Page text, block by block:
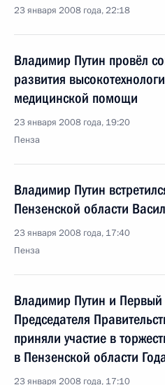
23 января 2008 года, 22:18
Владимир Путин провёл
развития
медицинской помощи
23 января 2008 года, 19:20
Пенза
Владимир Путин
Пензенской области
23 января 2008 года, 17:40
Пенза
Владимир Путин и Первый
Председателя
приняли участие в
в Пензенской области
23 января 2008 года, 17:10